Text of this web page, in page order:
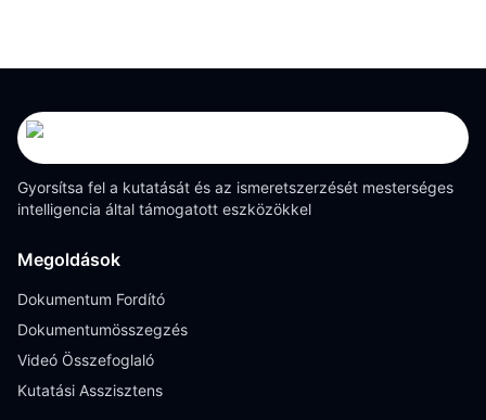
Gyorsítsa fel a kutatását és az ismeretszerzését mesterséges
intelligencia által támogatott eszközökkel
Megoldások
Dokumentum Fordító
Dokumentumösszegzés
Videó Összefoglaló
Kutatási Asszisztens